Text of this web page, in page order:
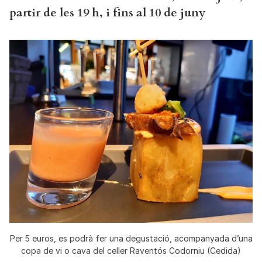
partir de les 19 h, i fins al 10 de juny
Per 5 euros, es podrà fer una degustació, acompanyada d’una
copa de vi o cava del celler Raventós Codorniu (Cedida)